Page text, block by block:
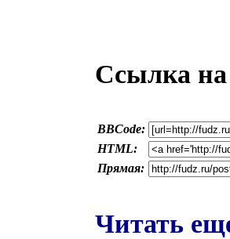
Ссылка на
BBCode:
HTML:
Прямая:
Читать